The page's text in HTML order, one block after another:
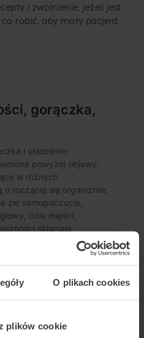
O plikach cookies
plików cookie
i zwolnienie, jeżeli jest
robić, aby mały pacjent